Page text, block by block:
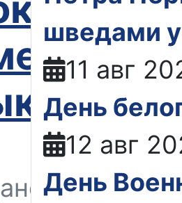
шведами
11 авг
День
12 авг
День